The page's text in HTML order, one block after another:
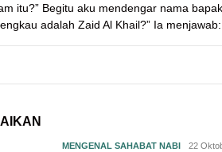
itu?” Begitu aku mendengar nama
adalah Zaid Al Khail?” Ia menjawab:
MENGENAL SAHABAT NABI 22